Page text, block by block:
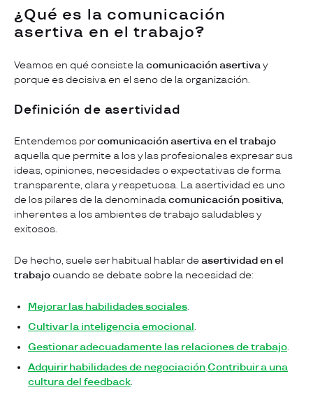
¿Qué es la comunicación
asertiva en el trabajo?
Veamos en qué consiste lacomunicación asertivay
porque es decisiva en el seno de la organización.
Definición de asertividad
Entendemos porcomunicación asertiva en el trabajo
aquella que permite a los y las profesionales expresar sus
ideas, opiniones, necesidades o expectativas de forma
transparente, clara y respetuosa. La asertividad es uno
de los pilares de la denominadacomunicación positiva,
inherentes a los ambientes de trabajo saludables y
exitosos.
De hecho, suele ser habitual hablar deasertividad en el
trabajo cuando se debate sobre la necesidad de:
Mejorar las habilidades sociales.
Cultivar la inteligencia emocional.
Gestionar adecuadamente las relaciones de trabajo.
Adquirir habilidades de negociación.Contribuir a una
cultura del feedback.